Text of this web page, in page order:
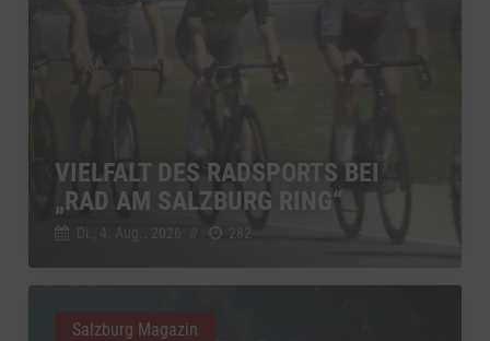
VIELFALT DES RADSPORTS BEI
„RAD AM SALZBURG RING“
Di., 4. Aug.. 2026 // 282
Salzburg Magazin